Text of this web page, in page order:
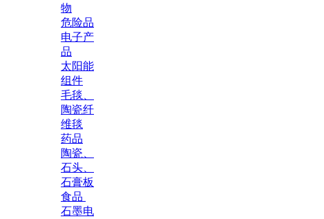
物
危险品
电子产
品
太阳能
组件
毛毯、
陶瓷纤
维毯
药品
陶瓷、
石头、
石膏板
食品
石墨电